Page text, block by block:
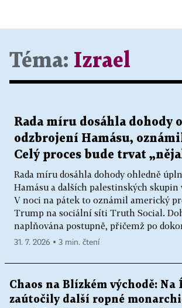
Téma: Izrael
Rada míru dosáhla dohody o
odzbrojení Hamásu,
Celý proces bude trvat
Rada míru dosáhla dohody ohledně
Hamásu a dalších palestinských skupin
V noci na pátek to oznámil americký
Trump na sociální síti Truth Social.
naplňována postupně, přičemž po
31. 7. 2026 ▪ 3 min. čtení
Chaos na Blízkém východě: Na
zaútočily další ropné